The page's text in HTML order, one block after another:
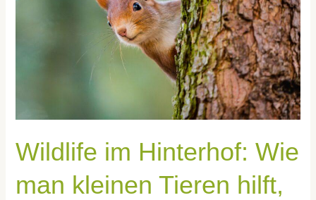
Wildlife im Hinterhof: Wie
man kleinen Tieren hilft,